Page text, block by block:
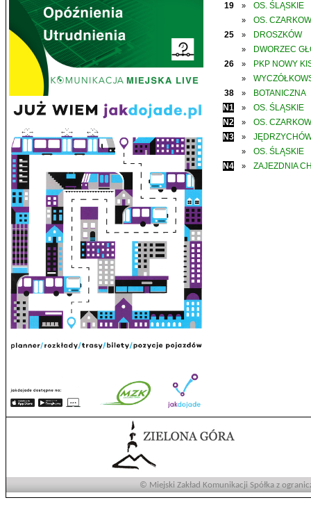
19
» OS. ŚLĄSKIE
»
OS.
25
» DROSZKÓW
»
DWORZEC
26
» PKP NOWY
»
38
»
BOTANICZNA
N1
»
OS. ŚLĄSKIE
N2
»
OS.
N3
»
»
OS. ŚLĄSKIE
N4
» ZAJEZDNIA
© Miejski Zakład Komunikacji Spółka z